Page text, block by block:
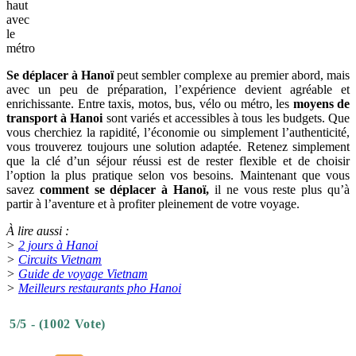
haut
avec
le
métro
Se déplacer à Hanoïpeut sembler complexe au premier abord, mais
avec un peu de préparation, l’expérience devient agréable et
enrichissante. Entre taxis, motos, bus, vélo ou métro, les moyens de
transport à Hanoi sont variés et accessibles à tous les budgets. Que
vous cherchiez la rapidité, l’économie ou simplement l’authenticité,
vous trouverez toujours une solution adaptée. Retenez simplement
que la clé d’un séjour réussi est de rester flexible et de choisir
l’option la plus pratique selon vos besoins. Maintenant que vous
savez comment se déplacer à Hanoï, il ne vous reste plus qu’à
partir à l’aventure et à profiter pleinement de votre voyage.
À lire aussi :
> 2 jours à Hanoi
> Circuits Vietnam
> Guide de voyage Vietnam
> Meilleurs restaurants pho Hanoi
5/5 - (1002 Vote)